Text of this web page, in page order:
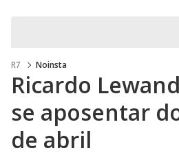
R7 Noinsta
Ricardo
se aposentar
de abril